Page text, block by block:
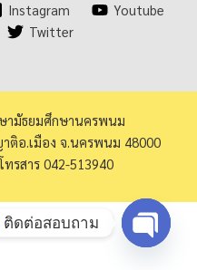
Instagram
Youtube
Twitter
ามัธยมศึกษานครพนม
ติอ.เมือง จ.นครพนม 48000
รสาร 042-513940
ติดต่อสอบถาม
Open